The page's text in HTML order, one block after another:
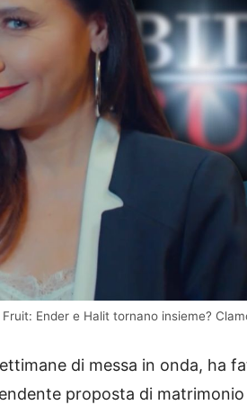
Ender e Halit tornano insieme?
di messa in onda, ha
proposta di